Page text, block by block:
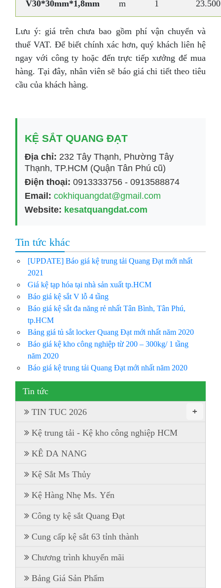
V30*30mm*1,8mm m 1 23.500
Lưu ý: giá trên chưa bao gồm phí vận chuyển và
thuế VAT. Để biết chính xác hơn, quý khách liên hệ
ngay với công ty hoặc đến trực tiếp xưởng để mua
hàng. Tại đây, nhân viên sẽ báo giá chi tiết theo tiêu
cầu của khách hàng.
KỆ SẮT QUANG ĐẠT
Địa chỉ: 232 Tây Thạnh, Phường Tây
Thạnh, TP.HCM (Quận Tân Phú cũ)
Điện thoại: 0913333756 - 0913588874
Email: cokhiquangdat@gmail.com
Website: kesatquangdat.com
Tin tức khác
[UPDATE] Báo giá kệ trung tải Quang Đạt mới nhất
2021
Giá kệ tạp hóa tại nhà sản xuất tp.HCM
Báo giá kệ sắt V lỗ 4 tầng
Báo giá kệ sắt đa năng rẻ nhất Tân Bình, Tân Phú,
tp.HCM
Bảng giá tủ sắt locker Quang Đạt mới nhất năm 2020
Báo giá kệ kho công nghiệp từ 200 – 300kg/ 1 tầng
năm 2020
Báo giá kệ trung tải Quang Đạt mới nhất năm 2020
Tin tức
+
TIN TUC 2026
Kệ trung tải - Kệ kho công nghiệp HCM
KÊ DA NANG
Kệ Sắt Ms Thủy
Kệ Hàng Nhẹ Ms. Yến
Công ty kệ sắt Quang Đạt
Cung cấp kệ sắt 63 tỉnh thành
Chương trình khuyến mãi
Bảng Giá Sản Phẩm